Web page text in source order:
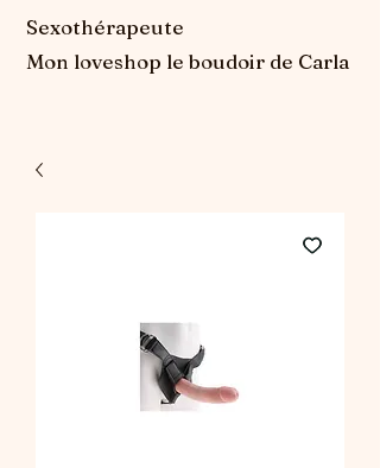
Sexothérapeute
Mon loveshop le boudoir de Carla